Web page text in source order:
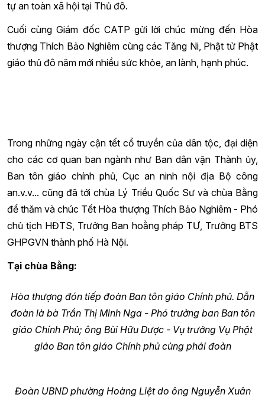
tự an toàn xã hội tại Thủ đô.
Cuối cùng Giám đốc CATP gửi lời chúc mừng đến Hòa
thượng Thích Bảo Nghiêm cùng các Tăng Ni, Phật tử Phật
giáo thủ đô năm mới nhiều sức khỏe, an lành, hạnh phúc.
Trong những ngày cận tết cổ truyền của dân tộc, đại diện
cho các cơ quan ban ngành như Ban dân vận Thành ủy,
Ban tôn giáo chính phủ, Cục an ninh nội địa Bộ công
an.v.v... cũng đã tới chùa Lý Triều Quốc Sư và chùa Bằng
để thăm và chúc Tết Hòa thượng Thích Bảo Nghiêm - Phó
chủ tịch HĐTS, Trưởng Ban hoằng pháp TƯ, Trưởng BTS
GHPGVN thành phố Hà Nội.
Tại chùa Bằng:
Hòa thượng đón tiếp đoàn Ban tôn giáo Chính phủ. Dẫn
đoàn là bà Trần Thị Minh Nga - Phó trưởng ban Ban tôn
giáo Chính Phủ; ông Bùi Hữu Dược - Vụ trưởng Vụ Phật
giáo Ban tôn giáo Chính phủ cùng phái đoàn
Đoàn UBND phường Hoàng Liệt do ông Nguyễn Xuân